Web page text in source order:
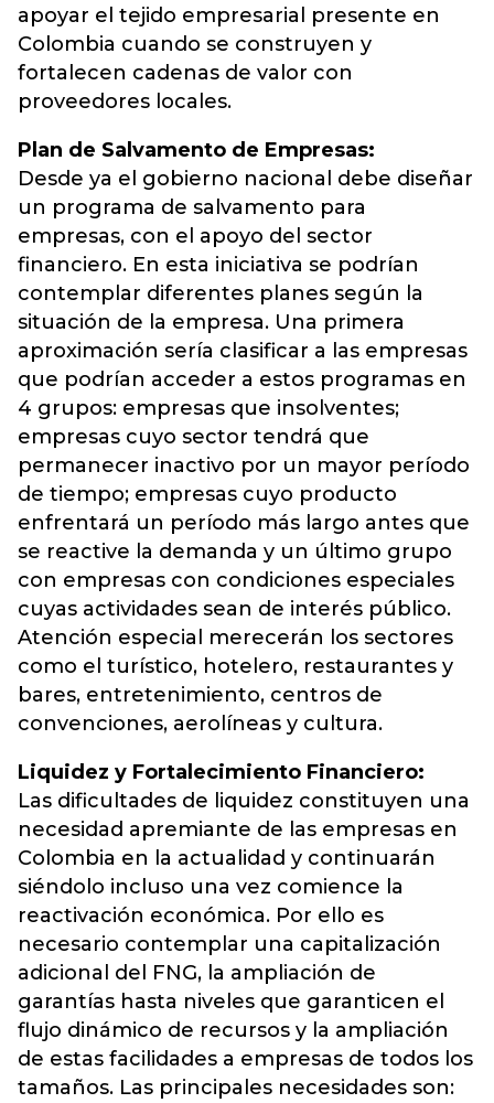
apoyar el tejido empresarial presente en
Colombia cuando se construyen y
fortalecen cadenas de valor con
proveedores locales.
Plan de Salvamento de Empresas:
Desde ya el gobierno nacional debe diseñar
un programa de salvamento para
empresas, con el apoyo del sector
financiero. En esta iniciativa se podrían
contemplar diferentes planes según la
situación de la empresa. Una primera
aproximación sería clasificar a las empresas
que podrían acceder a estos programas en
4 grupos: empresas que insolventes;
empresas cuyo sector tendrá que
permanecer inactivo por un mayor período
de tiempo; empresas cuyo producto
enfrentará un período más largo antes que
se reactive la demanda y un último grupo
con empresas con condiciones especiales
cuyas actividades sean de interés público.
Atención especial merecerán los sectores
como el turístico, hotelero, restaurantes y
bares, entretenimiento, centros de
convenciones, aerolíneas y cultura.
Liquidez y Fortalecimiento Financiero:
Las dificultades de liquidez constituyen una
necesidad apremiante de las empresas en
Colombia en la actualidad y continuarán
siéndolo incluso una vez comience la
reactivación económica. Por ello es
necesario contemplar una capitalización
adicional del FNG, la ampliación de
garantías hasta niveles que garanticen el
flujo dinámico de recursos y la ampliación
de estas facilidades a empresas de todos los
tamaños. Las principales necesidades son: